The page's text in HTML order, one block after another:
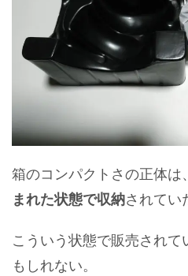
箱のコンパクトさの正体は、
まれた状態で収納されてい
こういう状態で販売され
もしれない。